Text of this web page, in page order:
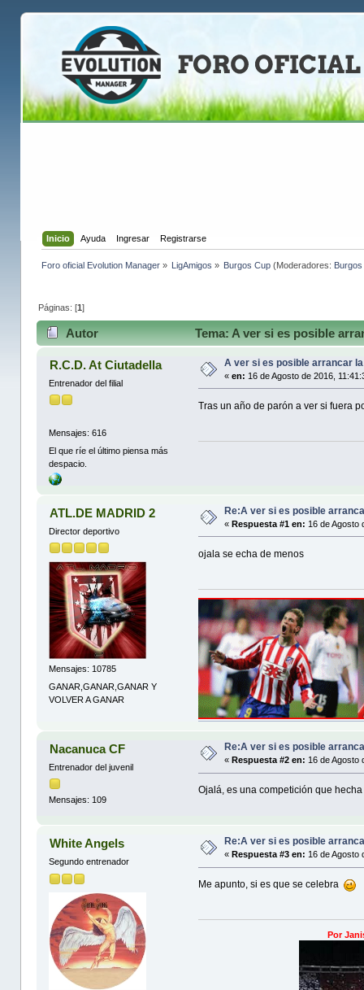
Inicio Ayuda Ingresar Registrarse
Foro oficial Evolution Manager» LigAmigos » Burgos Cup (Moderadores:
Páginas: [1]
Autor Tema: A ver si es posible
R.C.D. At Ciutadella
Entrenador del filial
Mensajes: 616
El que ríe el último piensa más
despacio.
A ver si es posible arrancar
«en: 16 de Agosto de 2016,
Tras un año de parón a ver si fuera
ATL.DE MADRID 2
Director deportivo
Mensajes: 10785
GANAR,GANAR,GANAR Y
VOLVER A GANAR
Re:A ver si es posible
«Respuesta #1 en: 16 de Agosto
ojala se echa de menos
Nacanuca CF
Entrenador del juvenil
Mensajes: 109
Re:A ver si es posible
«Respuesta #2 en: 16 de Agosto
Ojalá, es una competición que
White Angels
Segundo entrenador
Re:A ver si es posible
« Respuesta #3 en: 16 de Agosto
Me apunto, si es que se celebra
Por